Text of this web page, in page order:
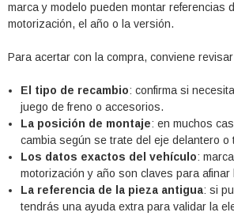
marca y modelo pueden montar referencias
motorización, el año o la versión.
Para acertar con la compra, conviene
El tipo de recambio: confirma si
juego de freno o accesorios.
La posición de montaje: en muchos
cambia según se trate del eje delantero o
Los datos exactos del vehículo:
motorización y año son claves para afinar
La referencia de la pieza antigua: si
tendrás una ayuda extra para validar la